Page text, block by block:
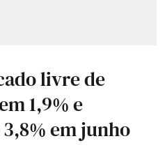
livre de
1,9% e
em junho